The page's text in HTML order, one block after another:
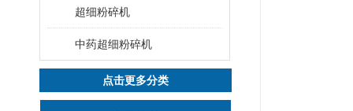
超细粉碎机
中药超细粉碎机
点击更多分类